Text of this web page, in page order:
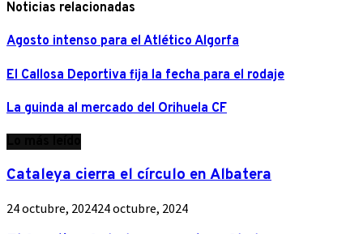
Noticias relacionadas
Agosto intenso para el Atlético Algorfa
El Callosa Deportiva fija la fecha para el rodaje
La guinda al mercado del Orihuela CF
Cataleya cierra el círculo en Albatera
24 octubre, 202424 octubre, 2024